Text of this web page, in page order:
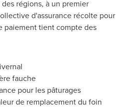
régions, à un premier
d'assurance récolte pour
paiement tient compte des
fauche
pour les pâturages
de remplacement du foin